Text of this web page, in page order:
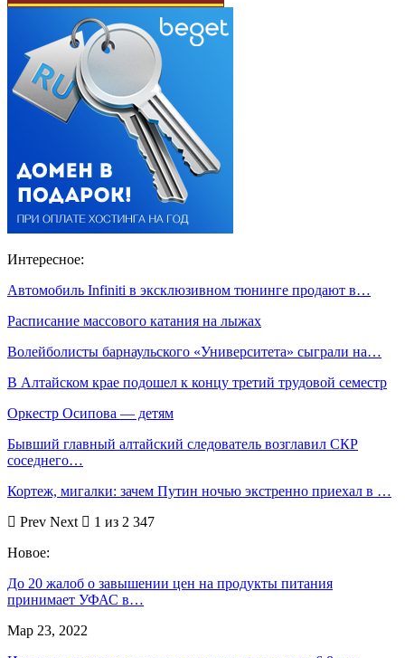
Интересное:
Автомобиль Infiniti в эксклюзивном тюнинге продают в…
Расписание массового катания на лыжах
Волейболисты барнаульского «Университета» сыграли на…
В Алтайском крае подошел к концу третий трудовой семестр
Оркестр Осипова — детям
Бывший главный алтайский следователь возглавил СКР
соседнего…
Кортеж, мигалки: зачем Путин ночью экстренно приехал в …
Prev Next
1 из 2 347
Новое:
До 20 жалоб о завышении цен на продукты питания
принимает УФАС в…
Мар 23, 2022